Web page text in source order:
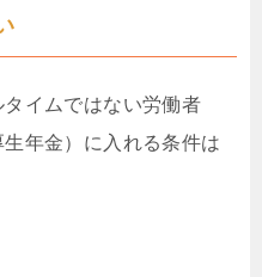
イムではない労働者
年金）に入れる条件は